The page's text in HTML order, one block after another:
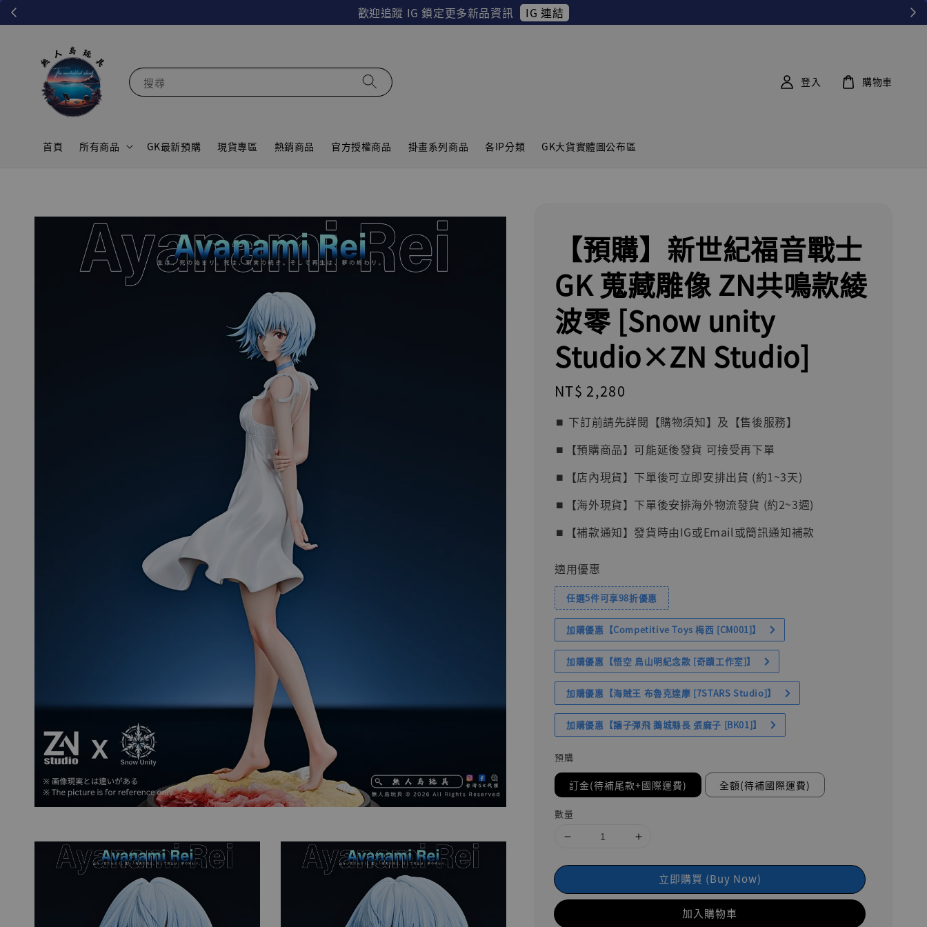
歡迎追蹤 IG 鎖定更多新品資訊 IG 連結
搜尋
首頁 所有商品 GK最新預購 現貨專區 熱銷商品 官方授權商品 掛畫系列商品 各IP分類 GK大貨實體圖公布區
登入 購物車
【預購】新世紀福音戰士
GK 蒐藏雕像 ZN共鳴款綾
波零 [Snow unity
Studio×ZN Studio]
Regular
price
NT$ 2,280
⏹︎ 下訂前請先詳閱【購物須知】及【售後服務】
⏹︎【預購商品】可能延後發貨 可接受再下單
⏹︎【店內現貨】下單後可立即安排出貨 (約1~3天)
⏹︎【海外現貨】下單後安排海外物流發貨 (約2~3週)
⏹︎【補款通知】發貨時由IG或Email或簡訊通知補款
適用優惠
任選5件可享98折優惠
加購優惠【Competitive Toys 梅西 [CM001]】
加購優惠【悟空 鳥山明紀念款 [奇蹟工作室]】
加購優惠【海賊王 布魯克達摩 [7STARS Studio]】
加購優惠【讓子彈飛 鵝城縣長 張麻子 [BK01]】
預購
訂金(待補尾款+國際運費) 全額(待補國際運費)
數量
立即購買 (Buy Now)
加入購物車